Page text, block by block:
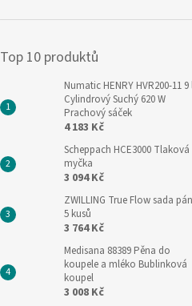
Top 10 produktů
Numatic HENRY HVR200-11 9
Cylindrový Suchý 620 W
Prachový sáček
4 183 Kč
Scheppach HCE3000 Tlaková
myčka
3 094 Kč
ZWILLING True Flow sada
5 kusů
3 764 Kč
Medisana 88389 Pěna do
koupele a mléko Bublinková
koupel
3 008 Kč